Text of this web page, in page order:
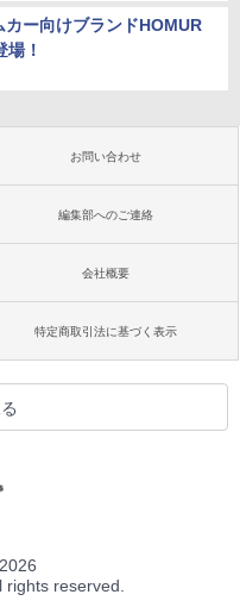
カー向けブランドHOMUR
！
お問い合わせ
編集部へのご連絡
会社概要
特定商取引法に基づく表示
2026
reserved.